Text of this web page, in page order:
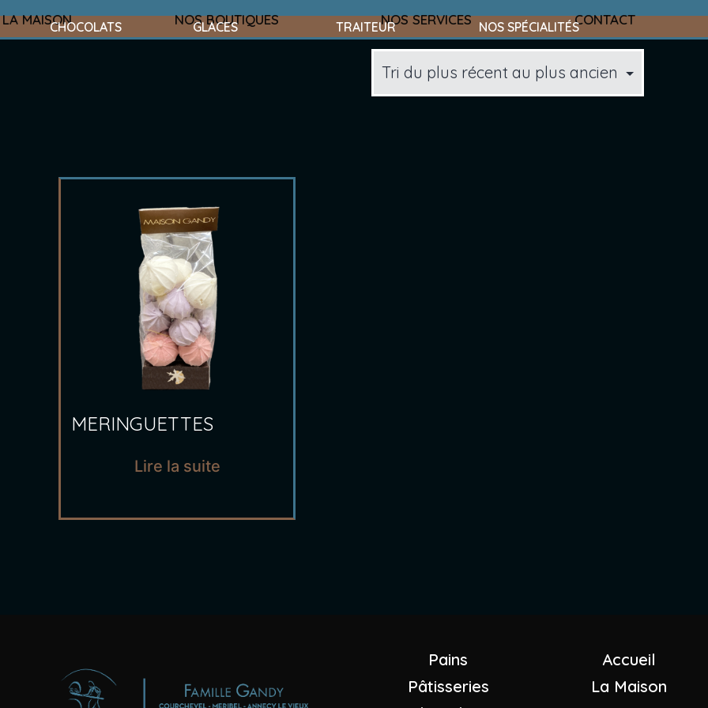
LA MAISON NOS BOUTIQUES NOS SERVICES CONTACT
CHOCOLATS GLACES TRAITEUR NOS SPÉCIALITÉS
MERINGUETTES
Lire la suite
Pains
Pâtisseries
Accueil
La Maison